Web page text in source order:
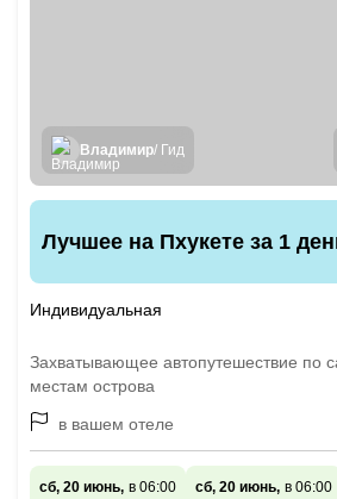
Владимир/ Гид
Лучшее на Пхукете за 1
Индивидуальная
Захватывающее автопутешествие по
местам острова
в вашем отеле
сб, 20 июнь, в 06:00 сб, 20 июнь, в 06:00